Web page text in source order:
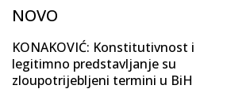
NOVO
KONAKOVIĆ: Konstitutivnost i
legitimno predstavljanje su
zloupotrijebljeni termini u BiH